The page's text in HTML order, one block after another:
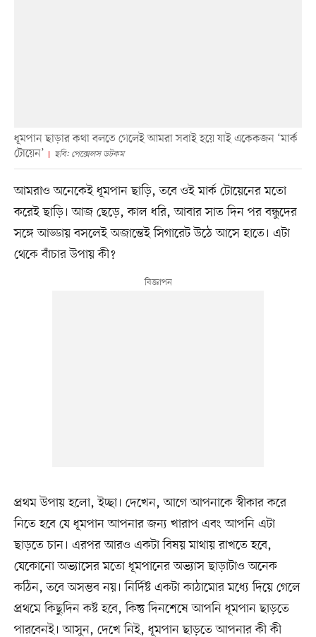
ধূমপান ছাড়ার কথা বলতে গেলেই আমরা সবাই হয়ে যাই একেকজন ‘মার্ক
টোয়েন’
ছবি: পেক্সেলস ডটকম
আমরাও অনেকেই ধূমপান ছাড়ি, তবে ওই মার্ক টোয়েনের মতো
করেই ছাড়ি। আজ ছেড়ে, কাল ধরি, আবার সাত দিন পর বন্ধুদের
সঙ্গে আড্ডায় বসলেই অজান্তেই সিগারেট উঠে আসে হাতে। এটা
থেকে বাঁচার উপায় কী?
প্রথম উপায় হলো, ইচ্ছা। দেখেন, আগে আপনাকে স্বীকার করে
নিতে হবে যে ধূমপান আপনার জন্য খারাপ এবং আপনি এটা
ছাড়তে চান। এরপর আরও একটা বিষয় মাথায় রাখতে হবে,
যেকোনো অভ্যাসের মতো ধূমপানের অভ্যাস ছাড়াটাও অনেক
কঠিন, তবে অসম্ভব নয়। নির্দিষ্ট একটা কাঠামোর মধ্যে দিয়ে গেলে
প্রথমে কিছুদিন কষ্ট হবে, কিন্তু দিনশেষে আপনি ধূমপান ছাড়তে
পারবেনই। আসুন, দেখে নিই, ধূমপান ছাড়তে আপনার কী কী